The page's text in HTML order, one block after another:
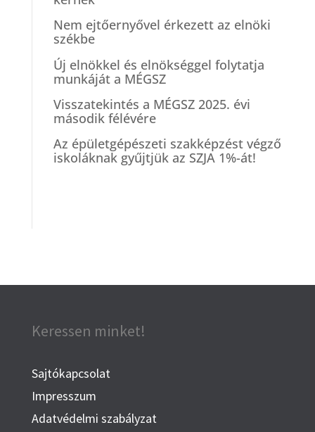
Nem ejtőernyővel érkezett az elnöki
székbe
Új elnökkel és elnökséggel folytatja
munkáját a MÉGSZ
Visszatekintés a MÉGSZ 2025. évi
második félévére
Az épületgépészeti szakképzést végző
iskoláknak gyűjtjük az SZJA 1%-át!
Keressen minket!
Sajtókapcsolat
Impresszum
Adatvédelmi szabályzat